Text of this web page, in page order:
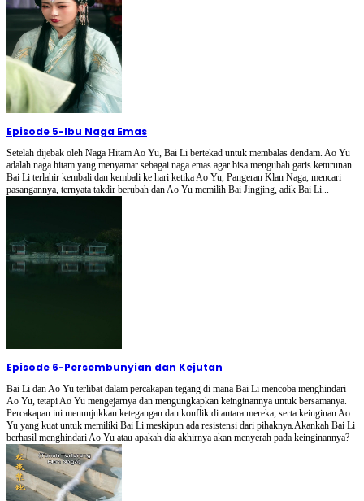
Episode 5-Ibu Naga Emas
Setelah dijebak oleh Naga Hitam Ao Yu, Bai Li bertekad untuk membalas dendam. Ao Yu
adalah naga hitam yang menyamar sebagai naga emas agar bisa mengubah garis keturunan.
Bai Li terlahir kembali dan kembali ke hari ketika Ao Yu, Pangeran Klan Naga, mencari
pasangannya, ternyata takdir berubah dan Ao Yu memilih Bai Jingjing, adik Bai Li...
Episode 6-Persembunyian dan Kejutan
Bai Li dan Ao Yu terlibat dalam percakapan tegang di mana Bai Li mencoba menghindari
Ao Yu, tetapi Ao Yu mengejarnya dan mengungkapkan keinginannya untuk bersamanya.
Percakapan ini menunjukkan ketegangan dan konflik di antara mereka, serta keinginan Ao
Yu yang kuat untuk memiliki Bai Li meskipun ada resistensi dari pihaknya.Akankah Bai Li
berhasil menghindari Ao Yu atau apakah dia akhirnya akan menyerah pada keinginannya?